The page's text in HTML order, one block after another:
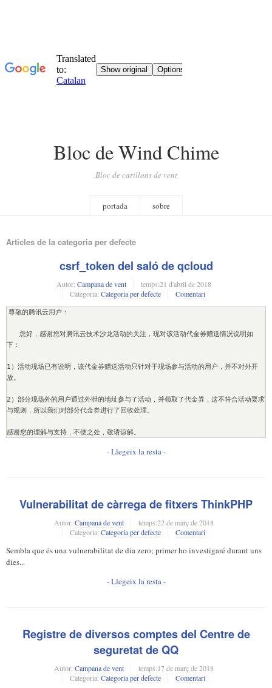
Bloc de Wind Chime
Bloc de carillons de vent
portada sobre
Articles de la categoria per defecte
csrf_token del saló de qcloud
Autor: Campana de vent temps:21 d'abril de 2018
Categoria: Categoria per defecte Comentari
尊敬的腾讯云用户：
下：
1）活动现场已有说明，该代金券赠送活动只针对于现场参与活动的用户，并不对外开
放。
2）部分现场外的用户通过外泄的地址参与了活动，并领取了代金券，这不符合活动要求
与规则，所以我们对部分代金券进行了回收处理。
感谢您的理解与支持，不便之处，敬请谅解。
- Llegeix la resta -
Vulnerabilitat de càrrega de fitxers ThinkPHP
Autor: Campana de vent temps:22 de març de 2018
Categoria: Categoria per defecte Comentari
Sembla que és una vulnerabilitat de dia zero; primer ho investigaré durant uns
dies...
- Llegeix la resta -
Registre de diversos comptes del Centre de
seguretat de QQ
Autor: Campana de vent temps:17 de març de 2018
Categoria: Categoria per defecte Comentari